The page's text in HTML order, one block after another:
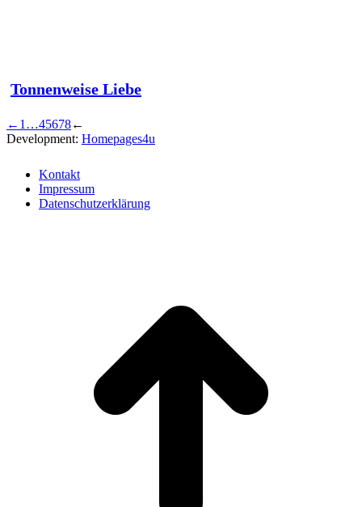
Tonnenweise Liebe
← 1 …45678←
Development: Homepages4u
Kontakt
Impressum
Datenschutzerklärung